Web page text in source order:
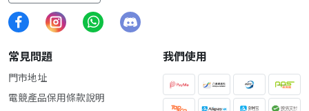
常見問題
門市地址
電競產品保用條款說明
我們使用